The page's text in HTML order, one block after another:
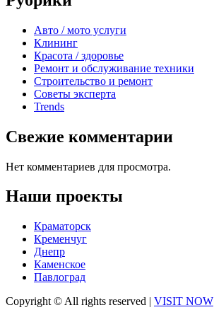
Авто / мото услуги
Клининг
Красота / здоровье
Ремонт и обслуживание техники
Строительство и ремонт
Советы эксперта
Trends
Свежие комментарии
Нет комментариев для просмотра.
Наши проекты
Краматорск
Кременчуг
Днепр
Каменское
Павлоград
Copyright © All rights reserved | VISIT NOW